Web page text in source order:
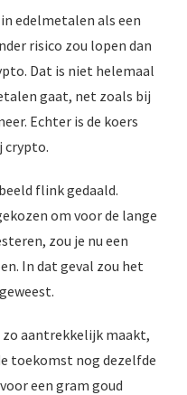
edelmetalen als een
risico zou lopen dan
Dat is niet helemaal
gaat, net zoals bij
Echter is de koers
crypto.
flink gedaald.
om voor de lange
zou je nu een
In dat geval zou het
aantrekkelijk maakt,
toekomst nog dezelfde
een gram goud